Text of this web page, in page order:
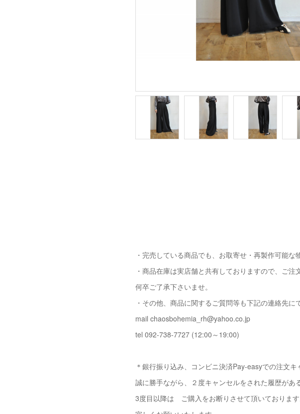
・完売している商品でも、お取寄せ・再製作可能
・商品在庫は実店舗と共有しておりますので、ご
何卒ご了承下さいませ。
・その他、商品に関するご質問等も下記の連絡先に
mail chaosbohemia_rh@yahoo.co.jp
tel 092-738-7727 (12:00～19:00)
＊銀行振り込み、コンビニ決済Pay-easyでの注文キ
誠に勝手ながら、２度キャンセルをされた履歴があ
3度目以降は ご購入をお断りさせて頂いております